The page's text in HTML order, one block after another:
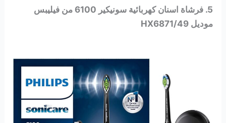
5. فرشاة اسنان كهربائية سونيكير 6100 من فيليبس
موديل HX6871/49